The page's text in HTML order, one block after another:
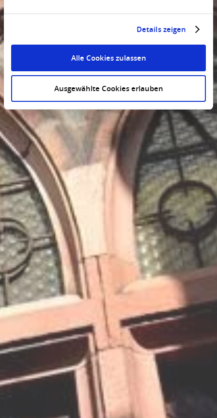
Details zeigen
Alle Cookies zulassen
Ausgewählte Cookies erlauben